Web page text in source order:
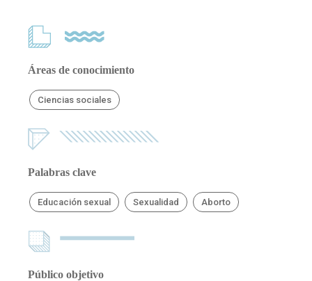
Áreas de conocimiento
Ciencias sociales
Palabras clave
Educación sexual Sexualidad Aborto
Público objetivo